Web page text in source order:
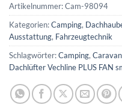
Artikelnummer:Cam-98094
Kategorien:Camping,
Ausstattung, Fahrzeugtechnik
Schlagwörter:Camping, Caravan
Dachlüfter Vechline PLUS FAN